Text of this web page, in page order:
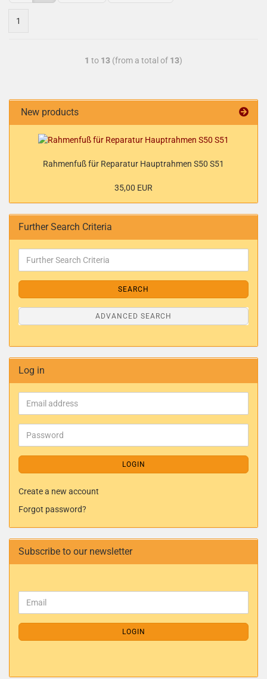
1
1 to 13 (from a total of 13)
New products
Rahmenfuß für Reparatur Hauptrahmen S50 S51
35,00 EUR
Further Search Criteria
SEARCH
ADVANCED SEARCH
Log in
LOGIN
Create a new account
Forgot password?
Subscribe to our newsletter
LOGIN